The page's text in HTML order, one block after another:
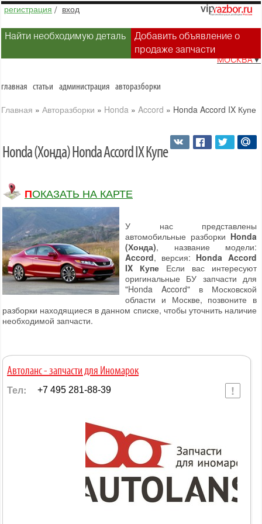
регистрация / вход
Найти необходимую деталь
Добавить объявление о
продаже запчасти
МОСКВА▼
главная статьи администрация авторазборки
Главная » Авторазборки » Honda » Accord » Honda Accord IX Купе
Honda (Хонда) Honda Accord IX Купе
ПОКАЗАТЬ НА КАРТЕ
У нас представлены
автомобильные разборки Honda
(Хонда), название модели:
Accord, версия: Honda Accord
IX Купе Если вас интересуют
оригинальные БУ запчасти для
"Honda Accord" в Московской
области и Москве, позвоните в
разборки находящиеся в данном списке, чтобы уточнить наличие
необходимой запчасти.
Автоланс - запчасти для Иномарок
Тел: +7 495 281-88-39